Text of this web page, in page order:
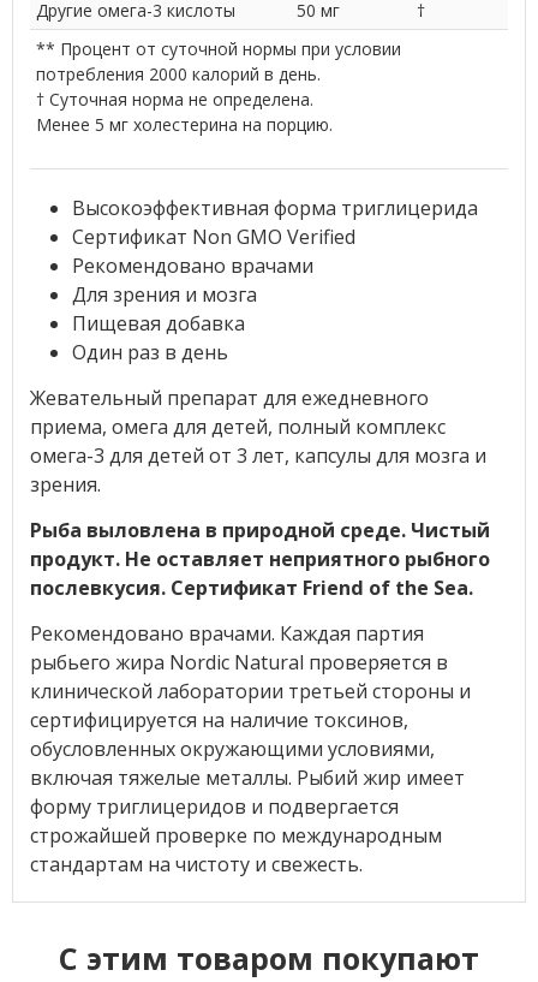
Другие омега-3 кислоты 50 мг
†
** Процент от суточной нормы при условии
потребления 2000 калорий в день.
† Суточная норма не определена.
Менее 5 мг холестерина на порцию.
Высокоэффективная форма триглицерида
Сертификат Non GMO Verified
Рекомендовано врачами
Для зрения и мозга
Пищевая добавка
Один раз в день
Жевательный препарат для ежедневного
приема, омега для детей, полный комплекс
омега-3 для детей от 3 лет, капсулы для мозга и
зрения.
Рыба выловлена в природной среде. Чистый
продукт. Не оставляет неприятного рыбного
послевкусия. Сертификат Friend of the Sea.
Рекомендовано врачами. Каждая партия
рыбьего жира Nordic Natural проверяется в
клинической лаборатории третьей стороны и
сертифицируется на наличие токсинов,
обусловленных окружающими условиями,
включая тяжелые металлы. Рыбий жир имеет
форму триглицеридов и подвергается
строжайшей проверке по международным
стандартам на чистоту и свежесть.
C этим товаром покупают